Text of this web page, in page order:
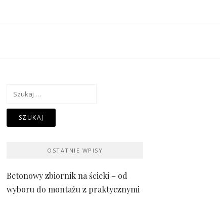
Szukaj:
OSTATNIE WPISY
Betonowy zbiornik na ścieki – od
wyboru do montażu z praktycznymi